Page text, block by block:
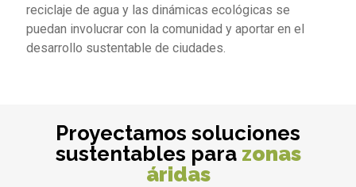
reciclaje de agua y las dinámicas ecológicas se
puedan involucrar con la comunidad y aportar en el
desarrollo sustentable de ciudades.
Proyectamos soluciones
sustentables para zonas
áridas